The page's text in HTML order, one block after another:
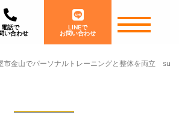
電話で
い合わせ
LINEで
お問い合わせ
市金山でパーソナルトレーニングと整体を両立